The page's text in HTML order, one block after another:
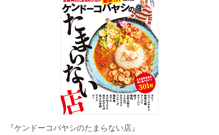
『ケンドーコバヤシのたまらない店』